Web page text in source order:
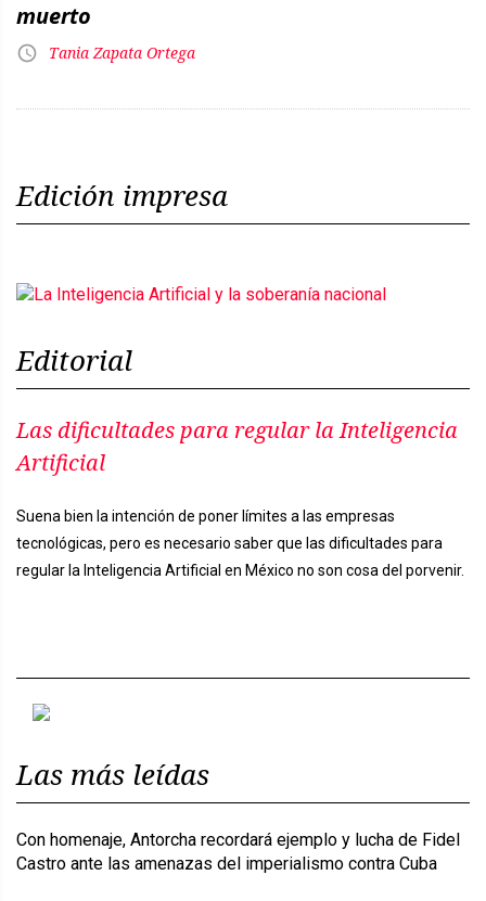
muerto
Tania Zapata Ortega
Edición impresa
Editorial
Las dificultades para regular la Inteligencia
Artificial
Suena bien la intención de poner límites a las empresas
tecnológicas, pero es necesario saber que las dificultades para
regular la Inteligencia Artificial en México no son cosa del porvenir.
Las más leídas
Con homenaje, Antorcha recordará ejemplo y lucha de Fidel
Castro ante las amenazas del imperialismo contra Cuba